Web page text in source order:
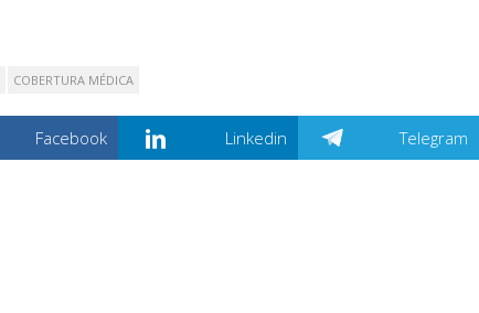
COBERTURA MÉDICA
Facebook Linkedin Telegram